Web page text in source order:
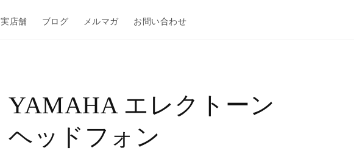
実店舗 ブログ メルマガ お問い合わせ
YAMAHA エレクトーン
ヘッドフォン